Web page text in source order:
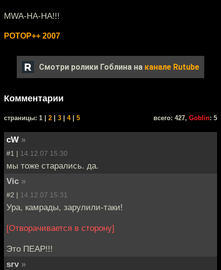
MWA-HA-HA!!!
POTOP++ 2007
Смотри ролики Гоблина на канале Rutube
Комментарии
cтраницы: 1 | 2 3 4| 5 всего: 427, Goblin: 5
cW »
#1 | 14.12.07 15:30
мы тоже старались. да.
Vic »
#2 | 14.12.07 15:31
Ура, камрады, зарулили-таки!
[Отворачивается в сторону]
Это ПЕАР!!!
srv »